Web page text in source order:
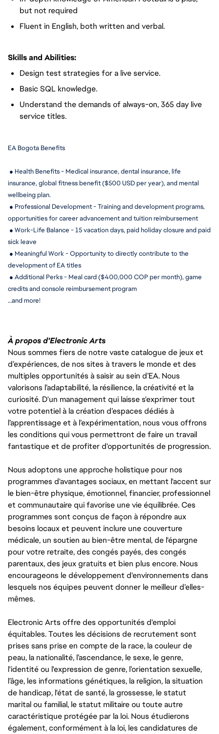
but not required
Fluent in English, both written and verbal.
Skills and Abilities:
Design test strategies for a live service.
Basic SQL knowledge.
Understand the demands of always-on, 365 day live
service titles.
EA Bogota Benefits
● Health Benefits - Medical insurance, dental insurance, life
insurance, global fitness benefit ($500 USD per year), and mental
wellbeing plan.
● Professional Development - Training and development programs,
opportunities for career advancement and tuition reimbursement
● Work-Life Balance - 15 vacation days, paid holiday closure and paid
sick leave
● Meaningful Work - Opportunity to directly contribute to the
development of EA titles
● Additional Perks - Meal card ($400,000 COP per month), game
credits and console reimbursement program
…and more!
À propos d'Electronic Arts
Nous sommes fiers de notre vaste catalogue de jeux et
d’expériences, de nos sites à travers le monde et des
multiples opportunités à saisir au sein d’EA. Nous
valorisons l’adaptabilité, la résilience, la créativité et la
curiosité. D'un management qui laisse s'exprimer tout
votre potentiel à la création d’espaces dédiés à
l’apprentissage et à l’expérimentation, nous vous offrons
les conditions qui vous permettront de faire un travail
fantastique et de profiter d'opportunités de progression.
Nous adoptons une approche holistique pour nos
programmes d'avantages sociaux, en mettant l'accent sur
le bien-être physique, émotionnel, financier, professionnel
et communautaire qui favorise une vie équilibrée. Ces
programmes sont conçus de façon à répondre aux
besoins locaux et peuvent inclure une couverture
médicale, un soutien au bien-être mental, de l'épargne
pour votre retraite, des congés payés, des congés
parentaux, des jeux gratuits et bien plus encore. Nous
encourageons le développement d'environnements dans
lesquels nos équipes peuvent donner le meilleur d’elles-
mêmes.
Electronic Arts offre des opportunités d'emploi
équitables. Toutes les décisions de recrutement sont
prises sans prise en compte de la race, la couleur de
peau, la nationalité, l’ascendance, le sexe, le genre,
l'identité ou l'expression de genre, l’orientation sexuelle,
l’âge, les informations génétiques, la religion, la situation
de handicap, l'état de santé, la grossesse, le statut
marital ou familial, le statut militaire ou toute autre
caractéristique protégée par la loi. Nous étudierons
également, conformément à la loi, les candidatures de